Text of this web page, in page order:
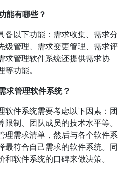
能有哪些？
备以下功能：需求收集、需求分
级管理、需求变更管理、需求评
求管理软件系统还提供需求协
功能。
求管理软件系统？
软件系统需要考虑以下因素：团
制、团队成员的技术水平等。
理需求清单，然后与各个软件系
最符合自己需求的软件系统。同
软件系统的口碑来做决策。